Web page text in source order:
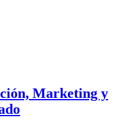
Marketing y